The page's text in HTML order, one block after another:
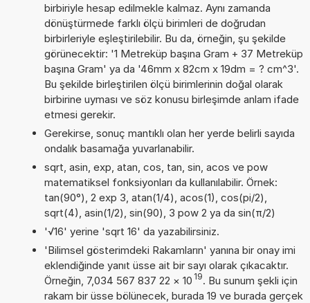
birbiriyle hesap edilmekle kalmaz. Aynı zamanda
dönüştürmede farklı ölçü birimleri de doğrudan
birbirleriyle eşleştirilebilir. Bu da, örneğin, şu şekilde
görünecektir: '1 Metreküp başına Gram + 37 Metreküp
başına Gram' ya da '46mm x 82cm x 19dm = ? cm^3'.
Bu şekilde birleştirilen ölçü birimlerinin doğal olarak
birbirine uyması ve söz konusu birleşimde anlam ifade
etmesi gerekir.
Gerekirse, sonuç mantıklı olan her yerde belirli sayıda
ondalık basamağa yuvarlanabilir.
sqrt, asin, exp, atan, cos, tan, sin, acos ve pow
matematiksel fonksiyonları da kullanılabilir. Örnek:
tan(90°), 2 exp 3, atan(1/4), acos(1), cos(pi/2),
sqrt(4), asin(1/2), sin(90), 3 pow 2 ya da sin(π/2)
'√16' yerine 'sqrt 16' da yazabilirsiniz.
'Bilimsel gösterimdeki Rakamların' yanına bir onay imi
eklendiğinde yanıt üsse ait bir sayı olarak çıkacaktır.
Örneğin, 7,034 567 837 22 × 10 19. Bu sunum şekli için
rakam bir üsse bölünecek, burada 19 ve burada gerçek